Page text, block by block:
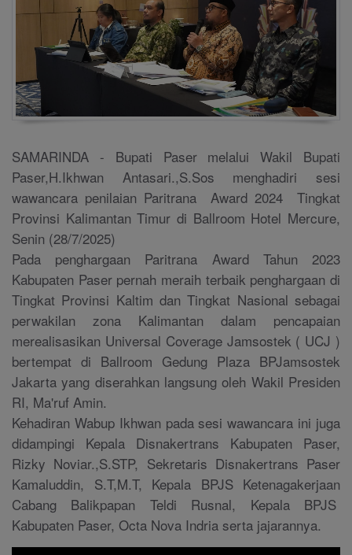
SAMARINDA - Bupati Paser melalui Wakil Bupati
Paser,H.Ikhwan Antasari.,S.Sos menghadiri sesi
wawancara penilaian Paritrana Award 2024 Tingkat
Provinsi Kalimantan Timur di Ballroom Hotel Mercure,
Senin (28/7/2025)
Pada penghargaan Paritrana Award Tahun 2023
Kabupaten Paser pernah meraih terbaik penghargaan di
Tingkat Provinsi Kaltim dan Tingkat Nasional sebagai
perwakilan zona Kalimantan dalam pencapaian
merealisasikan Universal Coverage Jamsostek ( UCJ )
bertempat di Ballroom Gedung Plaza BPJamsostek
Jakarta yang diserahkan langsung oleh Wakil Presiden
RI, Ma'ruf Amin.
Kehadiran Wabup Ikhwan pada sesi wawancara ini juga
didampingi Kepala Disnakertrans Kabupaten Paser,
Rizky Noviar.,S.STP, Sekretaris Disnakertrans Paser
Kamaluddin, S.T,M.T, Kepala BPJS Ketenagakerjaan
Cabang Balikpapan Teldi Rusnal, Kepala BPJS
Kabupaten Paser, Octa Nova Indria serta jajarannya.